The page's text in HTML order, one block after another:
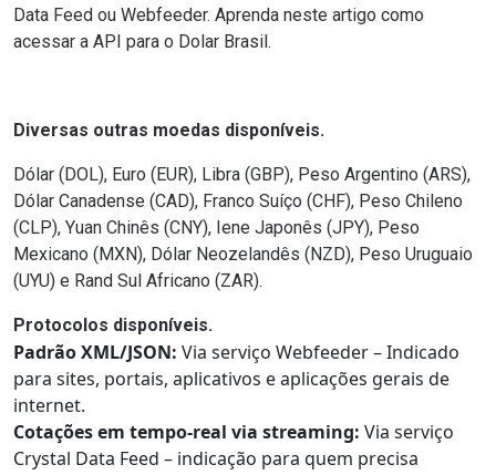
Data Feed ou Webfeeder. Aprenda neste artigo como
acessar a API para o Dolar Brasil.
Diversas outras moedas disponíveis.
Dólar (DOL), Euro (EUR), Libra (GBP), Peso Argentino (ARS),
Dólar Canadense (CAD), Franco Suíço (CHF), Peso Chileno
(CLP), Yuan Chinês (CNY), Iene Japonês (JPY), Peso
Mexicano (MXN), Dólar Neozelandês (NZD), Peso Uruguaio
(UYU) e Rand Sul Africano (ZAR).
Protocolos disponíveis.
Padrão XML/JSON: Via serviço Webfeeder – Indicado
para sites, portais, aplicativos e aplicações gerais de
internet.
Cotações em tempo-real via streaming: Via serviço
Crystal Data Feed – indicação para quem precisa